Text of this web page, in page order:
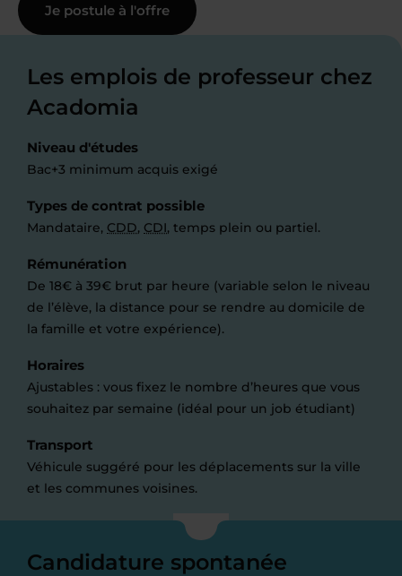
Je postule à l'offre
Les emplois de professeur chez
Acadomia
Niveau d'études
Bac+3 minimum acquis exigé
Types de contrat possible
Mandataire, CDD, CDI, temps plein ou partiel.
Rémunération
De 18€ à 39€ brut par heure (variable selon le niveau
de l’élève, la distance pour se rendre au domicile de
la famille et votre expérience).
Horaires
Ajustables : vous fixez le nombre d’heures que vous
souhaitez par semaine (idéal pour un job étudiant)
Transport
Véhicule suggéré pour les déplacements sur la ville
et les communes voisines.
Candidature spontanée